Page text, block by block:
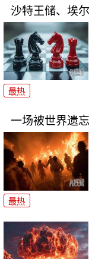
沙特王储、埃
最热
一场被世界遗
最热